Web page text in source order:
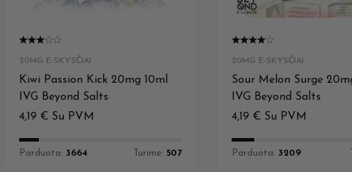
20MG E-SKYSČIAI
Kiwi Passion Kick 20mg 10ml
IVG Beyond Salts
4,19 € Su PVM
Parduota: 3664 Turime: 507
20MG E-SKYSČIAI
Sour Melon Surge
IVG Beyond Salts
4,19 € Su PVM
Parduota: 3209